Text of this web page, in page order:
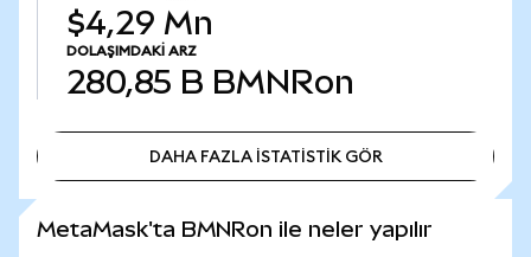
$4,29 Mn
DOLAŞIMDAKI ARZ
280,85 B BMNRon
DAHA FAZLA İSTATİSTİK GÖR
MetaMask'ta BMNRon ile neler yapılır